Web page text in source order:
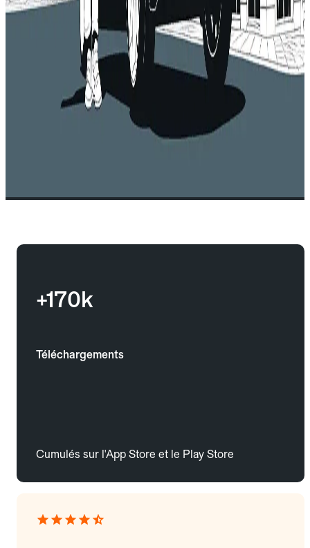
+170k
Téléchargements
Cumulés sur l'App Store et le Play Store